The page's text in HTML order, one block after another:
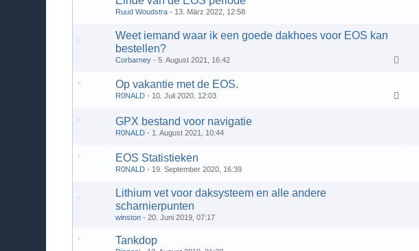
Ruud Woudstra 13. März 2022, 12:58
Weet iemand waar ik een goede dakhoes voor EOS kan
bestellen?
Corbarney 5. August 2021, 16:42
Op vakantie met de EOS.
R0NALD 10. Juli 2020, 12:03
GPX bestand voor navigatie
R0NALD 1. August 2021, 10:44
EOS Statistieken
R0NALD 19. September 2020, 16:39
Lithium vet voor daksysteem en alle andere
scharnierpunten
winston 20. Juni 2019, 07:17
Tankdop